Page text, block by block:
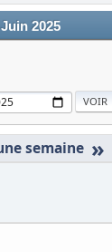
Juin 2025
»